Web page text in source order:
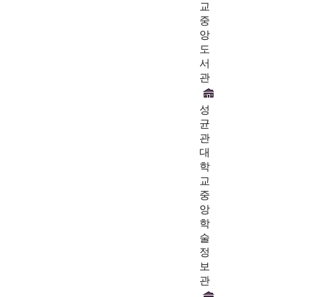
교
중
앙
도
서
관
성
균
관
대
학
교
중
앙
학
술
정
보
관